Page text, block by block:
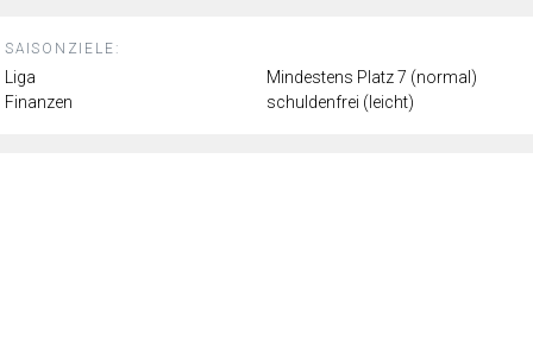
SAISONZIELE:
Liga
Mindestens Platz 7 (normal)
Finanzen
schuldenfrei (leicht)